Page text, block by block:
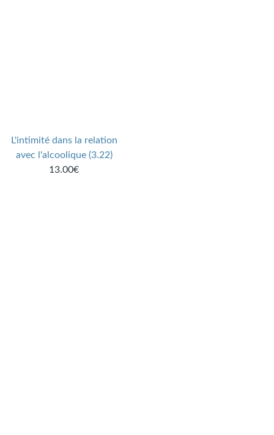
L'intimité dans la relation
avec l'alcoolique (3.22)
13.00€